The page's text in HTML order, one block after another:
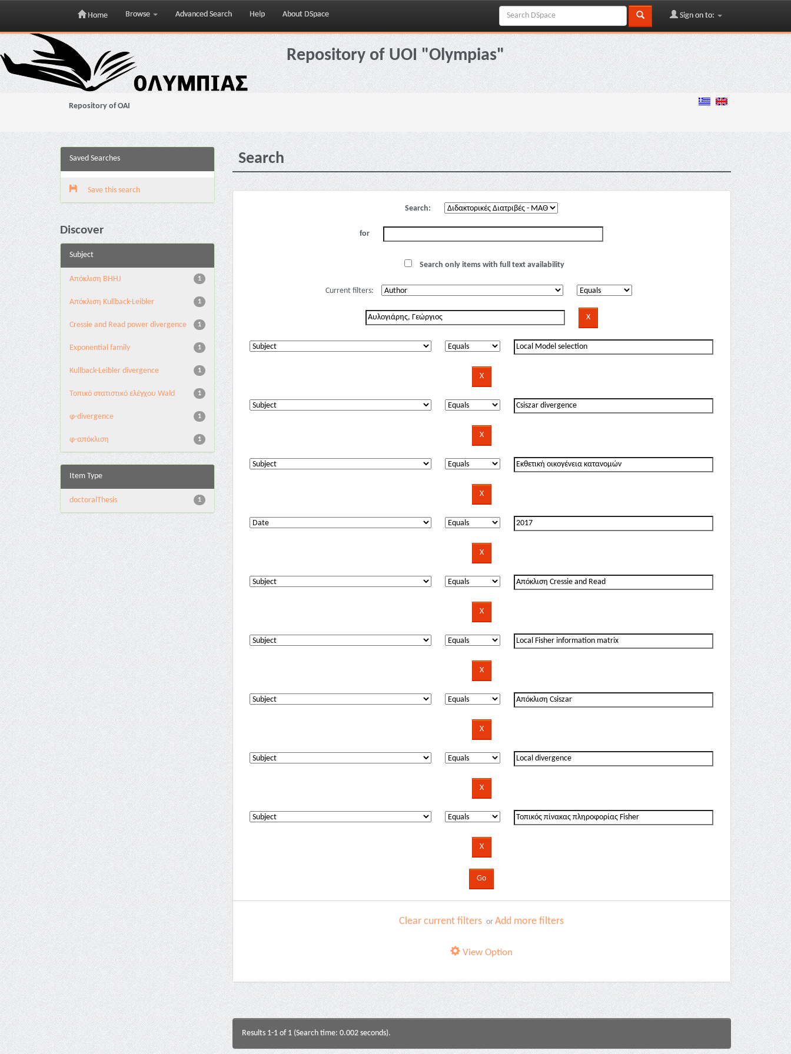
Skip
navigation
Home Browse Advanced Search Help About DSpace Sign on to:
Repository of UOI "Olympias"
Repository of OAI
Saved Searches
Save this search
Discover
Subject
1
Aπόκλιση BHHJ
1
Aπόκλιση Kullback-Leibler
1
Cressie and Read power divergence
1
Exponential family
1
Kullback-Leibler divergence
1
Τοπικό στατιστικό ελέγχου Wald
1
φ-divergence
1
φ-απόκλιση
Item Type
1
doctoralThesis
Search
Search:
for
Search only items with full text availability
Current filters:
Clear current filters orAdd more filters
View Option
Results 1-1 of 1 (Search time: 0.002 seconds).